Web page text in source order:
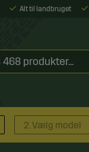
Alt til landbruget
2. Vælg model